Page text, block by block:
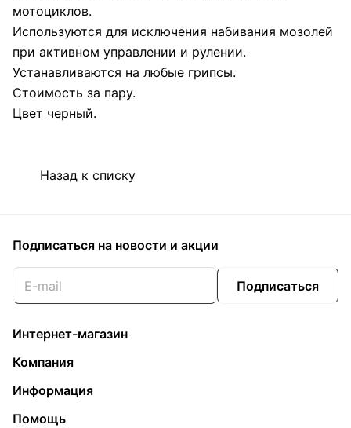
мотоциклов.
Используются для исключения набивания мозолей
при активном управлении и рулении.
Устанавливаются на любые грипсы.
Стоимость за пару.
Цвет черный.
Назад к списку
Подписаться на новости и акции
Подписаться
Интернет-магазин
Компания
Информация
Помощь